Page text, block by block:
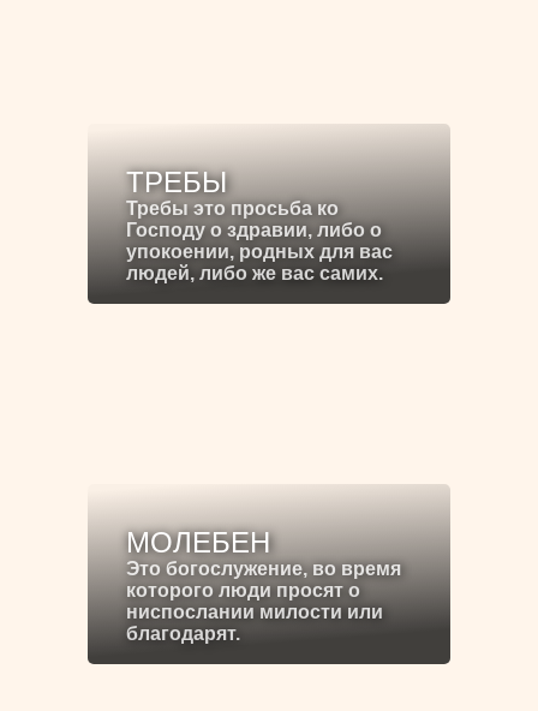
ТРЕБЫ
Требы это просьба ко
Господу о здравии, либо о
упокоении, родных для вас
людей, либо же вас самих.
МОЛЕБЕН
Это богослужение, во время
которого люди просят о
ниспослании милости или
благодарят.